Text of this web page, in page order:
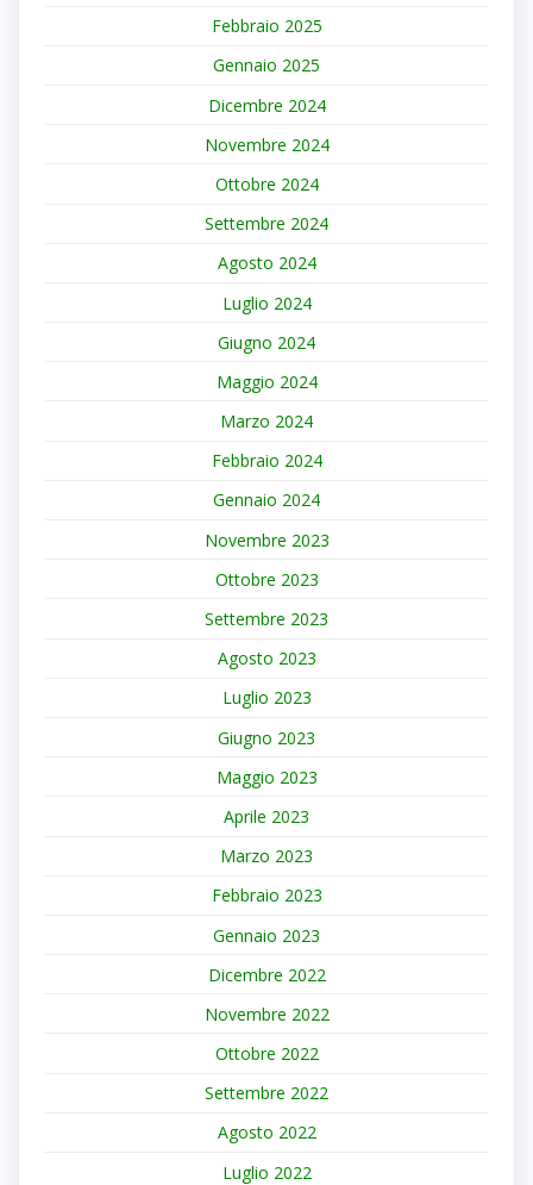
Febbraio 2025
Gennaio 2025
Dicembre 2024
Novembre 2024
Ottobre 2024
Settembre 2024
Agosto 2024
Luglio 2024
Giugno 2024
Maggio 2024
Marzo 2024
Febbraio 2024
Gennaio 2024
Novembre 2023
Ottobre 2023
Settembre 2023
Agosto 2023
Luglio 2023
Giugno 2023
Maggio 2023
Aprile 2023
Marzo 2023
Febbraio 2023
Gennaio 2023
Dicembre 2022
Novembre 2022
Ottobre 2022
Settembre 2022
Agosto 2022
Luglio 2022